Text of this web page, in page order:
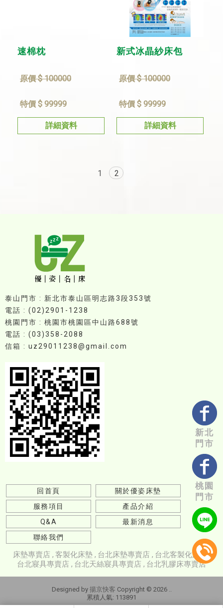
速棉枕
原價 $ 100000
特價 $ 99999
詳細資料
新式冰晶紗床包
原價 $ 100000
特價 $ 99999
詳細資料
1 2
泰山門市 : 新北市泰山區明志路3段353號
電話 : (02)2901-1238
桃園門市 : 桃園市桃園區中山路688號
電話 : (03)358-2088
信箱 : uz29011238@gmail.com
回首頁
關於優姿床墊
服務項目
產品介紹
Q&A
最新消息
聯絡我們
床墊專賣店 客製化床墊 台北床墊專賣店
台北客製化床墊
台北寢具專賣店
台北天絲寢具專賣店 台北乳膠床專賣店
新北
門市
桃園
門市
Designed by 揚京快客 Copyright © 2026 ..
累積人氣: 113891